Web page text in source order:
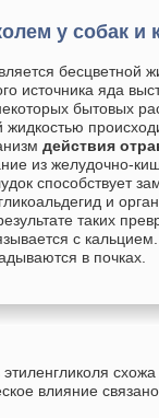
у собак и
бесцветной
источника яда
бытовых
жидкостью
действия
из желудочно-
способствует
и
таких
с
в почках.
схожа
влияние связано